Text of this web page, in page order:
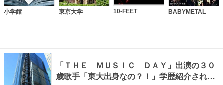
小学館 東京大学 10-FEET BABYMETAL
「ＴＨＥ ＭＵＳＩＣ ＤＡＹ」出演の３０
歳歌手「東大出身なの？！」学歴紹介され